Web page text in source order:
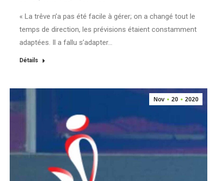
« La trêve n’a pas été facile à gérer; on a changé tout le
temps de direction, les prévisions étaient constamment
adaptées. Il a fallu s’adapter…
Détails
Nov 20 2020